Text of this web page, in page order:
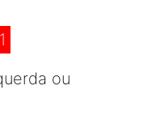
ou